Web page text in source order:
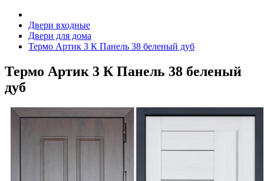
Двери входные
Двери для дома
Термо Артик 3 К Панель 38 беленый дуб
Термо Артик 3 К Панель 38 беленый
дуб